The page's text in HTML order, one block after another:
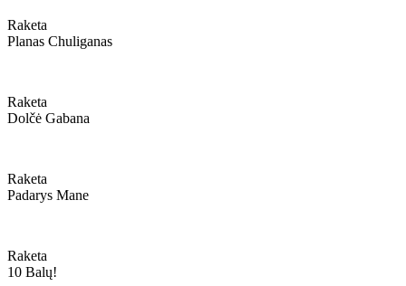
Raketa
Planas Chuliganas
Raketa
Dolčė Gabana
Raketa
Padarys Mane
Raketa
10 Balų!